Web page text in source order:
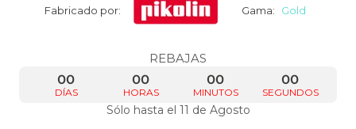
Fabricado por: Gama: Gold
REBAJAS
DÍAS
00
HORAS
00
MINUTOS
00
SEGUNDOS
00
Sólo hasta el 11 de Agosto